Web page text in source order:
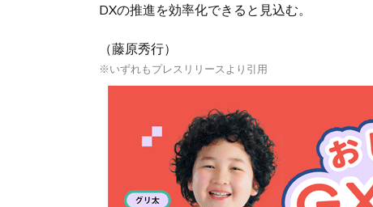
DXの推進を効率化できると見込む。
（藤原秀行）
※いずれもプレスリリースより引用